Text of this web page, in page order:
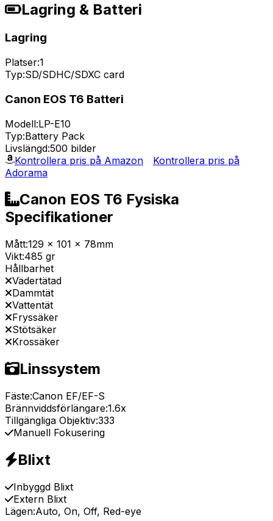
Lagring & Batteri
Lagring
Platser:1
Typ:SD/SDHC/SDXC card
Canon EOS T6 Batteri
Modell:LP-E10
Typ:Battery Pack
Livslängd:500 bilder
Kontrollera pris på Amazon
Kontrollera pris på
Adorama
Canon EOS T6 Fysiska
Specifikationer
Mått:129 x 101 x 78mm
Vikt:485 gr
Hållbarhet
Vädertätad
Dammtät
Vattentät
Fryssäker
Stötsäker
Krossäker
Linssystem
Fäste:Canon EF/EF-S
Brännviddsförlängare:1.6x
Tillgängliga Objektiv:333
Manuell Fokusering
Blixt
Inbyggd Blixt
Extern Blixt
Lägen:Auto, On, Off, Red-eye